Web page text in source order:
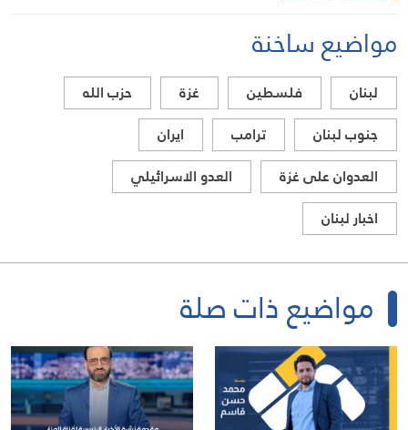
مواضيع ساخنة
لبنان فلسطين غزة
حزب الله
جنوب لبنان
ترامب
ايران
العدوان على غزة
العدو الاسرائيلي
اخبار لبنان
مواضيع ذات صلة